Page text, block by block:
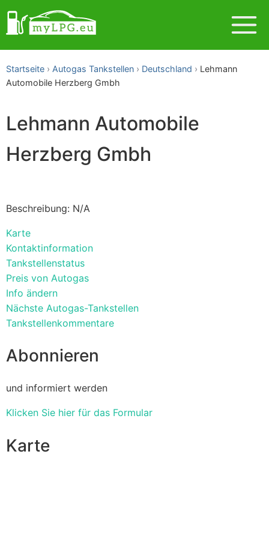
Startseite Autogas Tankstellen Deutschland
Lehmann
Automobile Herzberg Gmbh
Lehmann Automobile
Herzberg Gmbh
Beschreibung: N/A
Karte
Kontaktinformation
Tankstellenstatus
Preis von Autogas
Info ändern
Nächste Autogas-Tankstellen
Tankstellenkommentare
Abonnieren
und informiert werden
Klicken Sie hier für das Formular
Karte